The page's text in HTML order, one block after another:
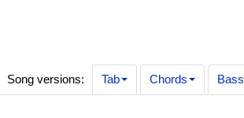
Song versions: Tab Chords Bass